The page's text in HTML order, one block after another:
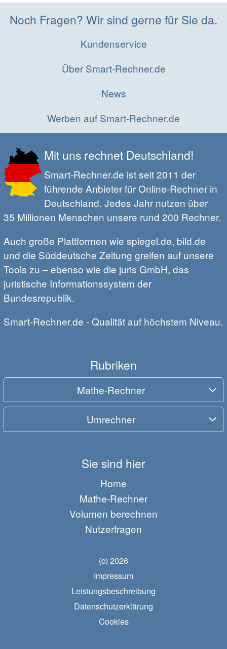
Noch Fragen? Wir sind gerne für Sie da.
Kundenservice
Über Smart-Rechner.de
News
Werben auf Smart-Rechner.de
Mit uns rechnet Deutschland!
Smart-Rechner.de ist seit 2011 der
führende Anbieter für Online-Rechner in
Deutschland. Jedes Jahr nutzen über
35 Millionen Menschen unsere rund 200 Rechner.
Auch große Plattformen wie spiegel.de, bild.de
und die Süddeutsche Zeitung greifen auf unsere
Tools zu – ebenso wie die juris GmbH, das
juristische Informationssystem der
Bundesrepublik.
Smart-Rechner.de - Qualität auf höchstem Niveau.
Rubriken
Mathe-Rechner
Umrechner
Sie sind hier
Home
Mathe-Rechner
Volumen berechnen
Nutzerfragen
(c) 2026
Impressum
Leistungsbeschreibung
Datenschutzerklärung
Cookies